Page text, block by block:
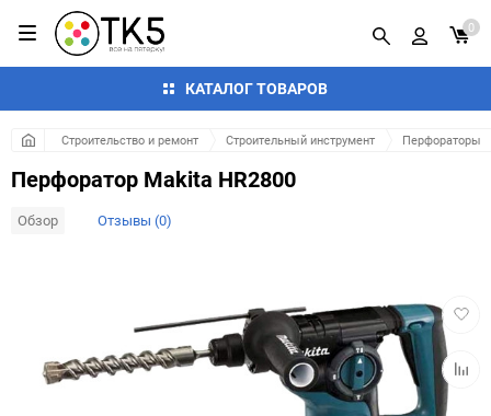
КАТАЛОГ ТОВАРОВ
0
Строительство и ремонт Строительный инструмент Перфораторы
Перфоратор Makita HR2800
Обзор Отзывы (0)
в
к